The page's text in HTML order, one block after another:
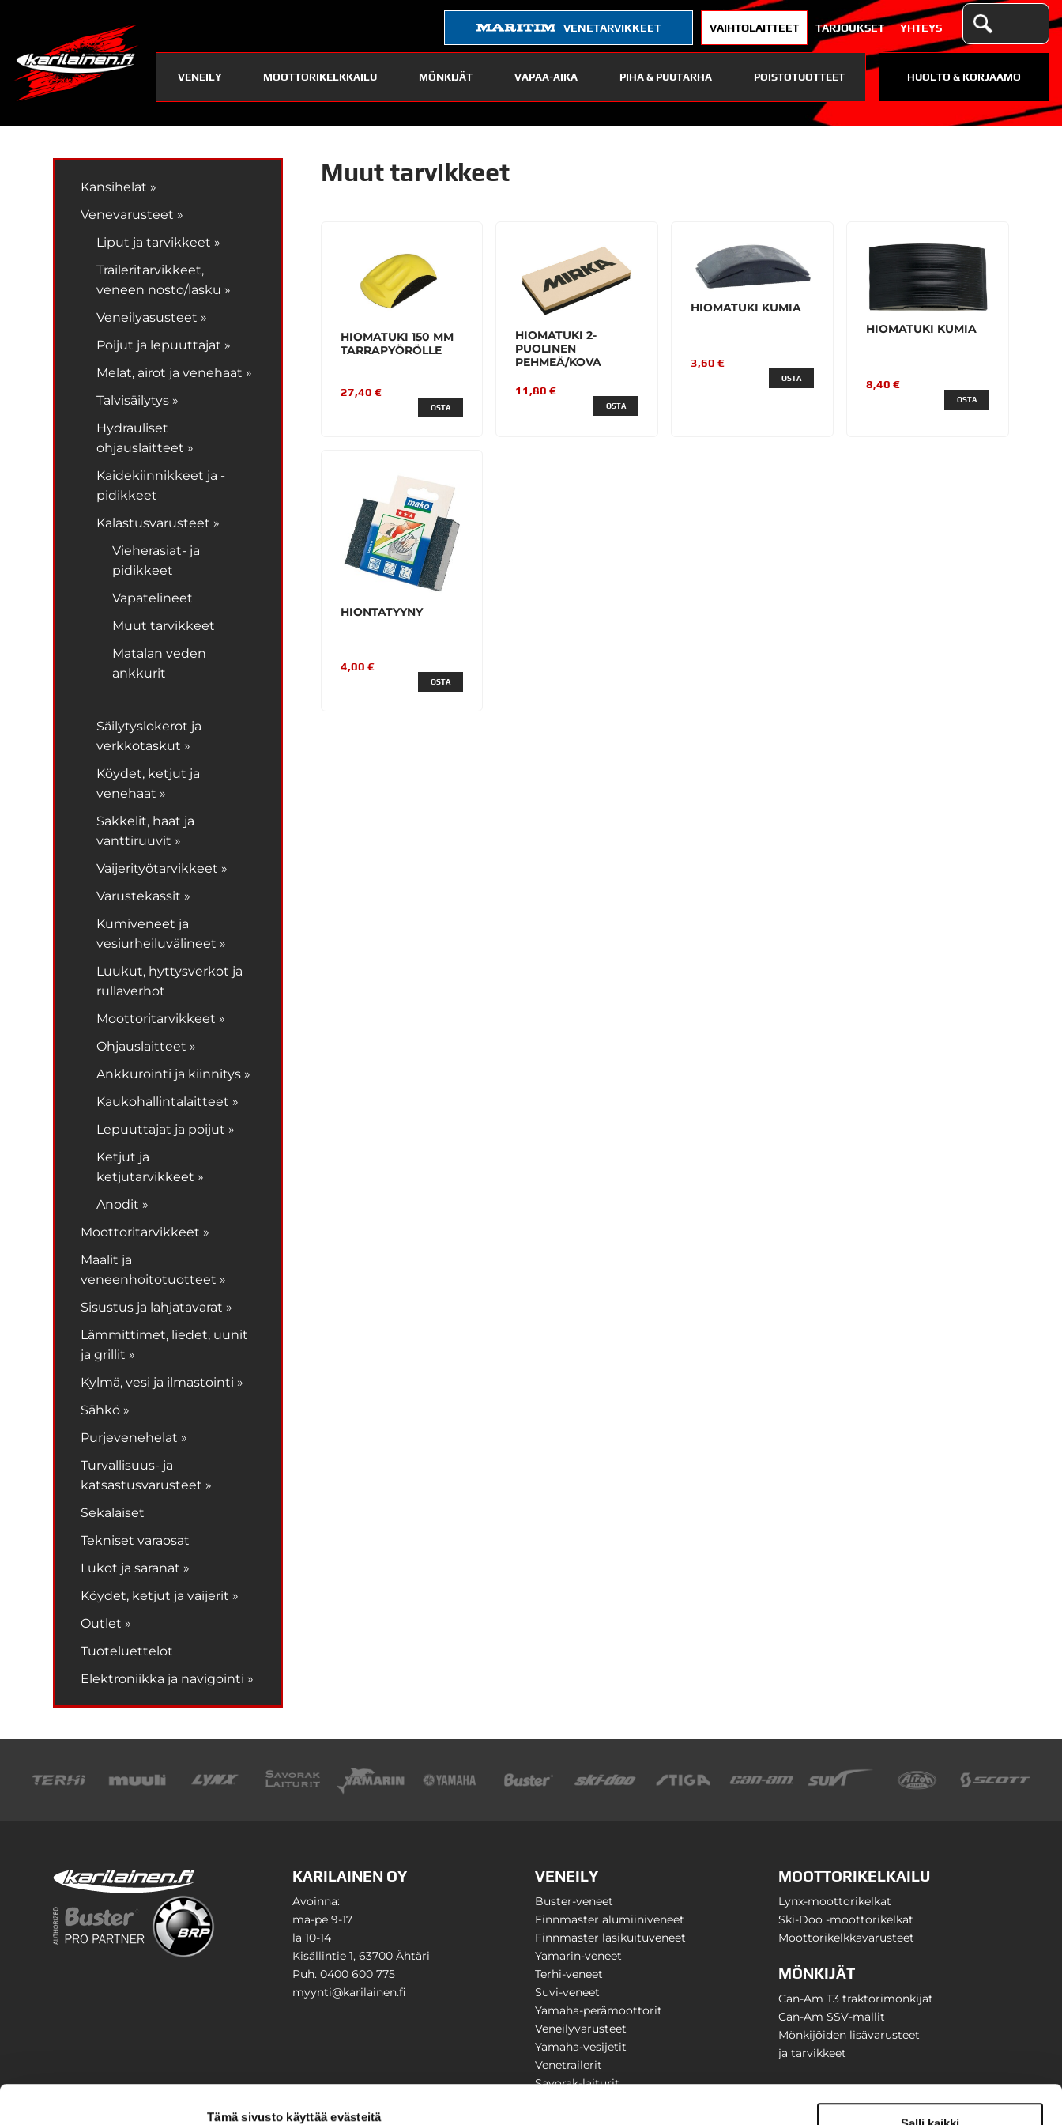
Tämä sivusto käyttää evästeitä
VENETARVIKKEET VAIHTOLAITTEET TARJOUKSET YHTEYS
VENEILY MOOTTORIKELKKAILU MÖNKIJÄT VAPAA-AIKA PIHA & PUUTARHA POISTOTUOTTEET HUOLTO & KORJAAMO
Kansihelat »
Venevarusteet »
Liput ja tarvikkeet »
Traileritarvikkeet,
veneen nosto/lasku »
Veneilyasusteet »
Poijut ja lepuuttajat »
Melat, airot ja venehaat »
Talvisäilytys »
Hydrauliset
ohjauslaitteet »
Kaidekiinnikkeet ja -
pidikkeet
Kalastusvarusteet »
Vieherasiat- ja
pidikkeet
Vapatelineet
Muut tarvikkeet
Matalan veden
ankkurit
Säilytyslokerot ja
verkkotaskut »
Köydet, ketjut ja
venehaat »
Sakkelit, haat ja
vanttiruuvit »
Vaijerityötarvikkeet »
Varustekassit »
Kumiveneet ja
vesiurheiluvälineet »
Luukut, hyttysverkot ja
rullaverhot
Moottoritarvikkeet »
Ohjauslaitteet »
Ankkurointi ja kiinnitys »
Kaukohallintalaitteet »
Lepuuttajat ja poijut »
Ketjut ja
ketjutarvikkeet »
Anodit »
Moottoritarvikkeet »
Maalit ja
veneenhoitotuotteet »
Sisustus ja lahjatavarat »
Lämmittimet, liedet, uunit
ja grillit »
Kylmä, vesi ja ilmastointi »
Sähkö »
Purjevenehelat »
Turvallisuus- ja
katsastusvarusteet »
Sekalaiset
Tekniset varaosat
Lukot ja saranat »
Köydet, ketjut ja vaijerit »
Outlet »
Tuoteluettelot
Elektroniikka ja navigointi »
Muut tarvikkeet
HIOMATUKI 150 MM
TARRAPYÖRÖLLE
27,40 €
OSTA
HIOMATUKI 2-
PUOLINEN
PEHMEÄ/KOVA
11,80 €
OSTA
HIOMATUKI KUMIA
3,60 €
OSTA
HIOMATUKI KUMIA
8,40 €
OSTA
HIONTATYYNY
4,00 €
OSTA
KARILAINEN OY
Avoinna:
ma-pe 9-17
la 10-14
Kisällintie 1, 63700 Ähtäri
Puh. 0400 600 775
myynti@karilainen.fi
VENEILY
Buster-veneet
Finnmaster alumiiniveneet
Finnmaster lasikuituveneet
Yamarin-veneet
Terhi-veneet
Suvi-veneet
Yamaha-perämoottorit
Veneilyvarusteet
Yamaha-vesijetit
Venetrailerit
Savorak-laiturit
MOOTTORIKELKAILU
Lynx-moottorikelkat
Ski-Doo -moottorikelkat
Moottorikelkkavarusteet
MÖNKIJÄT
Can-Am T3 traktorimönkijät
Can-Am SSV-mallit
Mönkijöiden lisävarusteet
ja tarvikkeet
PIHA & PUUTARHA